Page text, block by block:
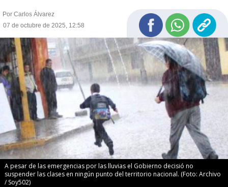
Por Carlos Álvarez
07 de octubre de 2025, 12:58
A pesar de las emergencias por las lluvias el Gobierno decisió no
suspender las clases en ningún punto del territorio nacional. (Foto: Archivo
/ Soy502)